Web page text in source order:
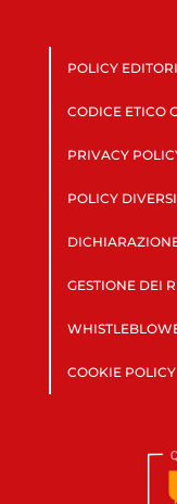
POLICY
CODICE ETICO
PRIVACY
POLICY
GESTIONE DEI
COOKIE POLICY